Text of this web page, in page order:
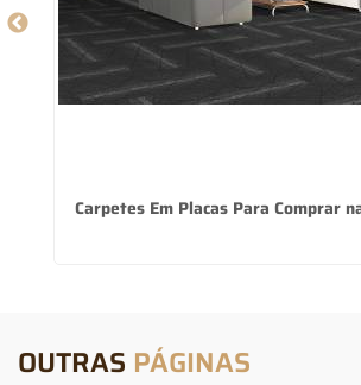
Carpetes Em Placas Para Comprar
OUTRAS PÁGINAS